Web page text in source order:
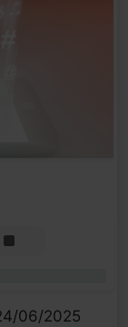
06/2025